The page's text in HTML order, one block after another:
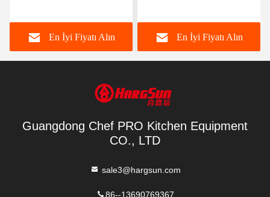
Endüstriyel Spiral Mikser
En İyi Fiyatı Alın
Makinesi Hamur Yoğurma
EkipmanlarıEn İyi Fiyatı Alın
Guangdong Chef PRO Kitchen Equipment
CO., LTD
sale3@hargsun.com
86--13690769367